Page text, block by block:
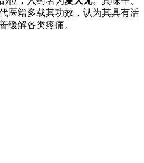
医籍多载其功效，认为其具有活
缓解各类疼痛。